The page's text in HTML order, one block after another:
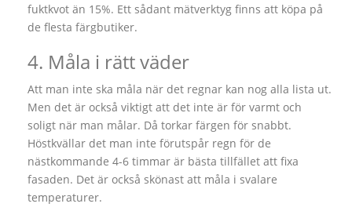
fuktkvot än 15%. Ett sådant mätverktyg finns att köpa på
de flesta färgbutiker.
4. Måla i rätt väder
Att man inte ska måla när det regnar kan nog alla lista ut.
Men det är också viktigt att det inte är för varmt och
soligt när man målar. Då torkar färgen för snabbt.
Höstkvällar det man inte förutspår regn för de
nästkommande 4-6 timmar är bästa tillfället att fixa
fasaden. Det är också skönast att måla i svalare
temperaturer.